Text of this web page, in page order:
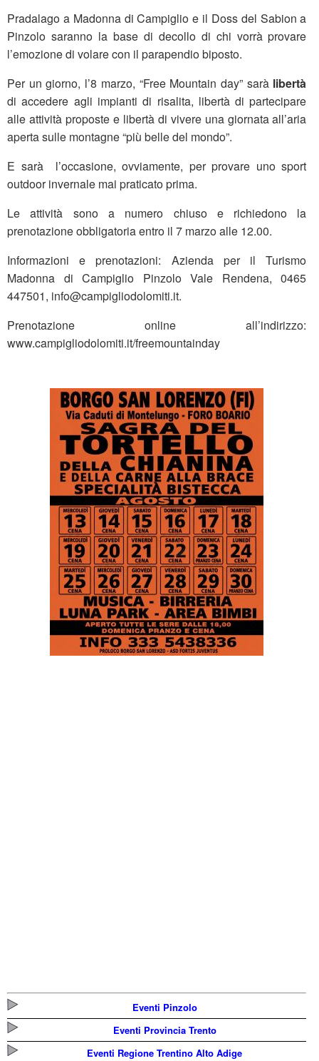
Pradalago a Madonna di Campiglio e il Doss del Sabion a
Pinzolo saranno la base di decollo di chi vorrà provare
l’emozione di volare con il parapendio biposto.
Per un giorno, l’8 marzo, “Free Mountain day” sarà libertà
di accedere agli impianti di risalita, libertà di partecipare
alle attività proposte e libertà di vivere una giornata all’aria
aperta sulle montagne “più belle del mondo”.
E sarà l’occasione, ovviamente, per provare uno sport
outdoor invernale mai praticato prima.
Le attività sono a numero chiuso e richiedono la
prenotazione obbligatoria entro il 7 marzo alle 12.00.
Informazioni e prenotazioni: Azienda per il Turismo
Madonna di Campiglio Pinzolo Vale Rendena, 0465
447501, info@campigliodolomiti.it.
Prenotazione online all’indirizzo:
www.campigliodolomiti.it/freemountainday
Eventi Pinzolo
Eventi Provincia Trento
Eventi Regione Trentino Alto Adige